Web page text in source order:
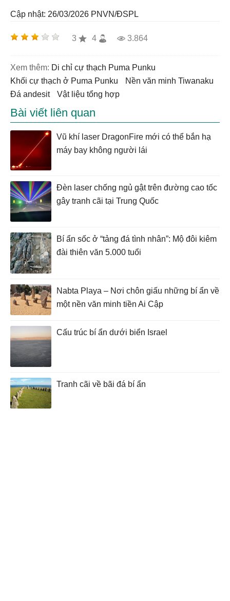
Cập nhật: 26/03/2026 PNVN/ĐSPL
3 4 3.864
Xem thêm:
di chỉ cự thạch Puma Punku
khối cự thạch ở Puma Punku
nền văn minh Tiwanaku
đá andesit
vật liệu tổng hợp
Bài viết liên quan
Vũ khí laser DragonFire mới có thể bắn hạ
máy bay không người lái
Đèn laser chống ngủ gật trên đường cao tốc
gây tranh cãi tại Trung Quốc
Bí ẩn sốc ở “tảng đá tình nhân”: Mộ đôi kiêm
đài thiên văn 5.000 tuổi
Nabta Playa – Nơi chôn giấu những bí ẩn về
một nền văn minh tiền Ai Cập
Cấu trúc bí ẩn dưới biển Israel
Tranh cãi về bãi đá bí ẩn